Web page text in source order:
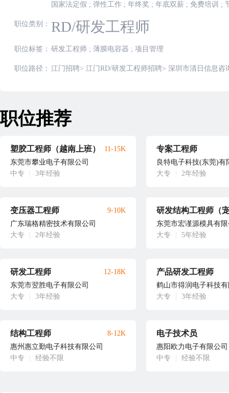
国家法定假 ; 弹性工作 ; 年终奖 ; 年底双薪 ; 免费培训 ;
职位类别： RD/研发工程师
职位标签： 研发工程师 ; 薄膜电容器 ; 项目管理
职位路径： 江门招聘> 江门RD/研发工程师招聘> 深圳市清日信息咨
职位推荐
塑胶工程师（越南上班）
东莞市攀业电子有限公司
中专
3年经验
11-15K 专案工程师
良特电子科技(东莞)有
大专
2年经验
变压器工程师
广东瑞格精密技术有限公司
大专
2年经验
9-10K
东莞市宏谨源模具有
大专
5年经验
研发工程师
东莞市翌胜电子有限公司
大专
3年经验
12-18K 产品研发工程师
鹤山市得润电子科技
大专
3年经验
结构工程师
惠州惠立勤电子科技有限公司
中专
经验不限
8-12K 电子技术员
惠阳欧力电子有限公司
中专
经验不限